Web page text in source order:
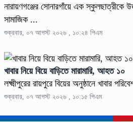
নারায়ণগঞ্জের সোনারগাঁয়ে এক স্কুলছাত্রীকে
সামাজিক ...
শুক্রবার, ০৭ আগস্ট ২০২৬ , ১০:২৪ পিএম
খাবার নিয়ে বিয়ে বাড়িতে মারামারি, আহত ১০
লক্ষ্মীপুরের রায়পুরে বিয়ের অনুষ্ঠানে খাবার
শুক্রবার, ০৭ আগস্ট ২০২৬ , ১০:১৫ পিএম